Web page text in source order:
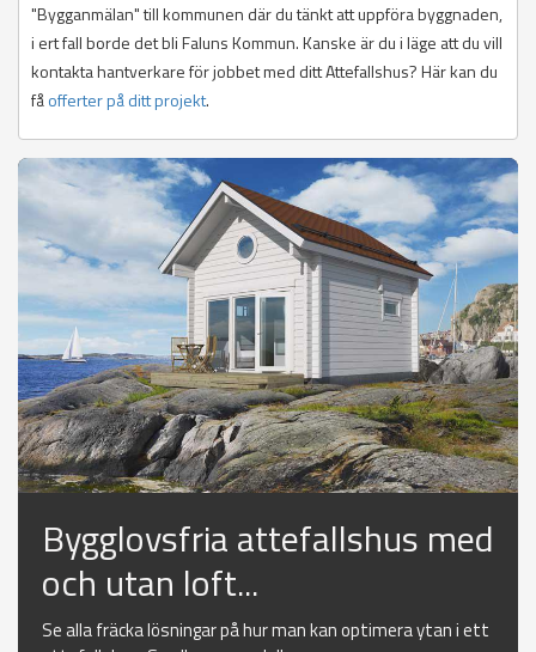
"Bygganmälan" till kommunen där du tänkt att uppföra byggnaden,
i ert fall borde det bli Faluns Kommun. Kanske är du i läge att du vill
kontakta hantverkare för jobbet med ditt Attefallshus? Här kan du
fåofferter på ditt projekt.
Bygglovsfria attefallshus med
och utan loft...
Se alla fräcka lösningar på hur man kan optimera ytan i ett